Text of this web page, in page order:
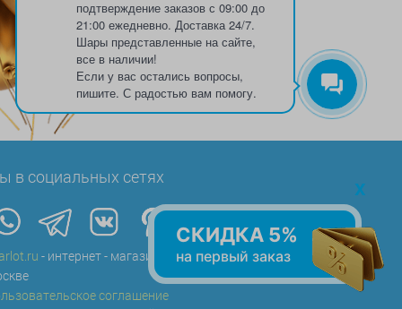
подтверждение заказов с 09:00 до
21:00 ежедневно. Доставка 24/7.
Шары представленные на сайте,
все в наличии!
Если у вас остались вопросы,
пишите. С радостью вам помогу.
в социальных сетях
- интернет - магазин воздушных шаров в
соглашение
x
СКИДКА 5%
на первый заказ